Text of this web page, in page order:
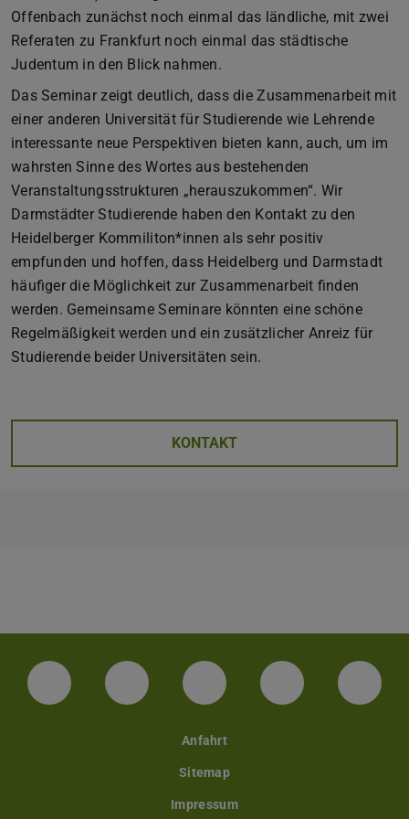
Offenbach zunächst noch einmal das ländliche, mit zwei
Referaten zu Frankfurt noch einmal das städtische
Judentum in den Blick nahmen.
Das Seminar zeigt deutlich, dass die Zusammenarbeit mit
einer anderen Universität für Studierende wie Lehrende
interessante neue Perspektiven bieten kann, auch, um im
wahrsten Sinne des Wortes aus bestehenden
Veranstaltungsstrukturen „herauszukommen“. Wir
Darmstädter Studierende haben den Kontakt zu den
Heidelberger Kommiliton*innen als sehr positiv
empfunden und hoffen, dass Heidelberg und Darmstadt
häufiger die Möglichkeit zur Zusammenarbeit finden
werden. Gemeinsame Seminare könnten eine schöne
Regelmäßigkeit werden und ein zusätzlicher Anreiz für
Studierende beider Universitäten sein.
KONTAKT
Facebook Instagram TikTok Bluesky
Anfahrt
Sitemap
Impressum